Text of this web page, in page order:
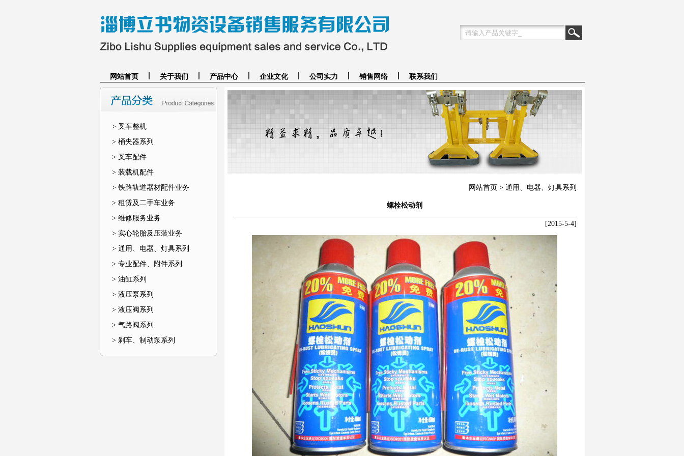
网站首页 关于我们 产品中心 企业文化 公司实力 销售网络 联系我们
> 叉车整机
> 桶夹器系列
> 叉车配件
> 装载机配件
> 铁路轨道器材配件业务
> 租赁及二手车业务
> 维修服务业务
> 实心轮胎及压装业务
> 通用、电器、灯具系列
> 专业配件、附件系列
> 油缸系列
> 液压泵系列
> 液压阀系列
> 气路阀系列
> 刹车、制动泵系列
网站首页 > 通用、电器、灯具系列
螺栓松动剂
[2015-5-4]